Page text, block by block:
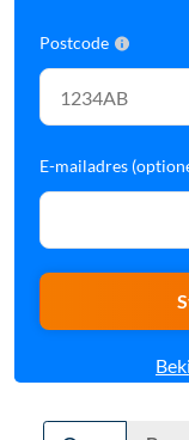
Postcode
E-mailadres